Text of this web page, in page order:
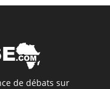
de débats sur